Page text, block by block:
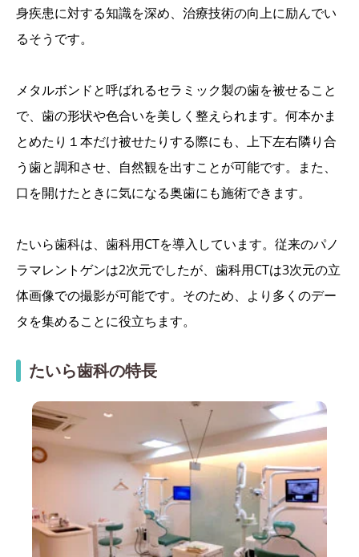
身疾患に対する知識を深め、治療技術の向上に励んでい
るそうです。
メタルボンドと呼ばれるセラミック製の歯を被せること
で、歯の形状や色合いを美しく整えられます。何本かま
とめたり１本だけ被せたりする際にも、上下左右隣り合
う歯と調和させ、自然観を出すことが可能です。また、
口を開けたときに気になる奥歯にも施術できます。
たいら歯科は、歯科用CTを導入しています。従来のパノ
ラマレントゲンは2次元でしたが、歯科用CTは3次元の立
体画像での撮影が可能です。そのため、より多くのデー
タを集めることに役立ちます。
たいら歯科の特長